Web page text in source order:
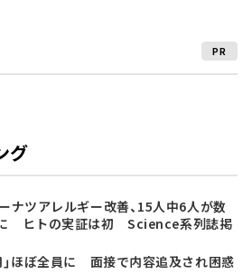
PR
グ
ナツアレルギー改善、15人中6人が数
ヒトの実証は初 Science系列誌掲
」ほぼ全員に 面接で内容追及され困惑